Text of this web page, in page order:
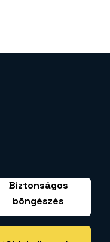
Biztonságos
böngészés